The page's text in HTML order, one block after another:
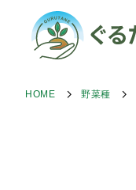
HOME 野菜種